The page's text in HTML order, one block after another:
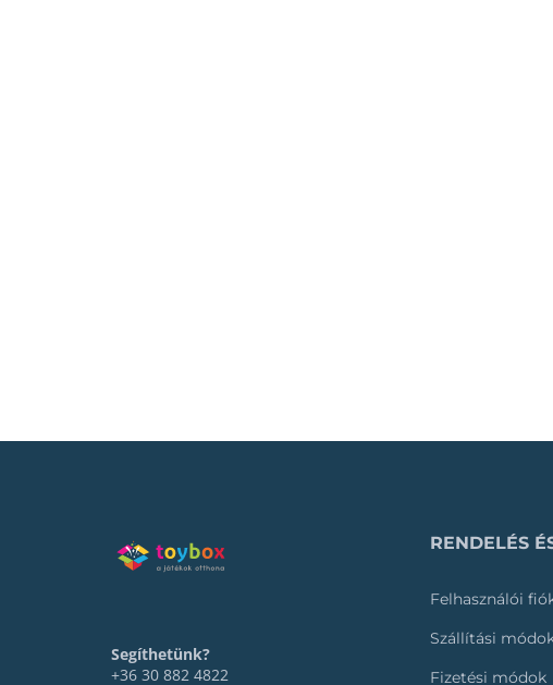
Segíthetünk?
+36 30 882 4822
RENDELÉS
Felhasználói
Szállítási
Fizetési módok